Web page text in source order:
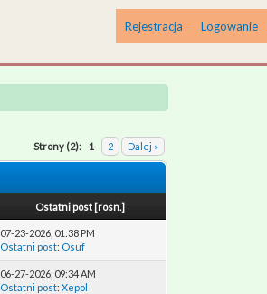
Logowanie
Rejestracja
Strony (2): 1 2 Dalej »
Ostatni post [rosn.]
07-23-2026, 01:38 PM
Ostatni post: Osuf
06-27-2026, 09:34 AM
Ostatni post:Xepol